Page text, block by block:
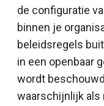
de configuratie
binnen je
beleidsregels
in een openbaar
wordt
waarschijnlijk als